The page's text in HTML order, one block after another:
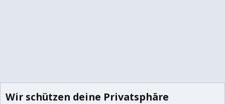
Wir schützen deine Privatsphäre